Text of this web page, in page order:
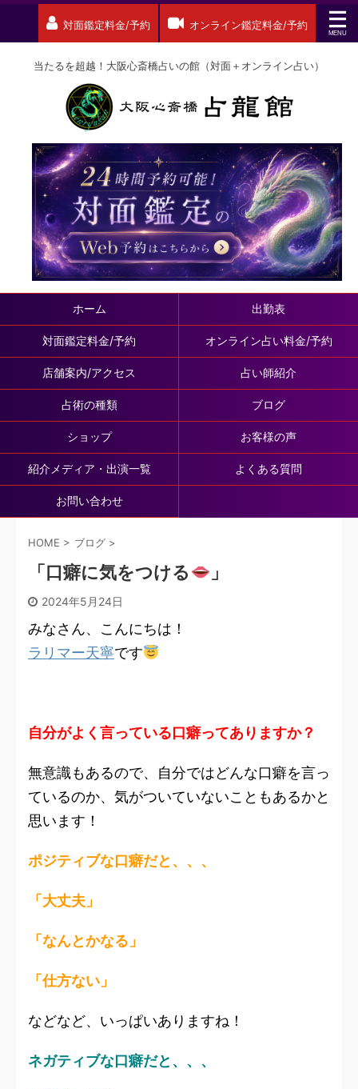
対面鑑定料金/予約 オンライン鑑定料金/予約
当たるを超越！大阪心斎橋占いの館（対面＋オンライン占い）
ホーム 出勤表
対面鑑定料金/予約 オンライン占い料金/予約
店舗案内/アクセス 占い師紹介
占術の種類 ブログ
ショップ お客様の声
紹介メディア・出演一覧 よくある質問
お問い合わせ
HOME > ブログ >
「口癖に気をつける 」
2024年5月24日
みなさん、こんにちは！
ラリマー天寧です
自分がよく言っている口癖ってありますか？
無意識もあるので、自分ではどんな口癖を言っ
ているのか、気がついていないこともあるかと
思います！
ポジティブな口癖だと、、、
「大丈夫」
「なんとかなる」
「仕方ない」
などなど、いっぱいありますね！
ネガティブな口癖だと、、、